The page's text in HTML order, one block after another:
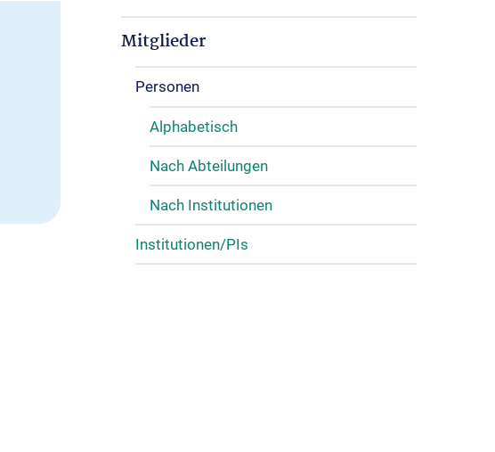
Mitglieder
Personen
Alphabetisch
Nach Abteilungen
Nach Institutionen
Institutionen/PIs